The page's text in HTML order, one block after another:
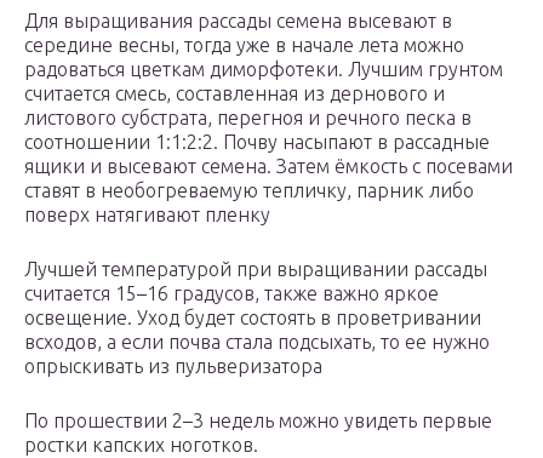
Для выращивания рассады семена высевают в
середине весны, тогда уже в начале лета можно
радоваться цветкам диморфотеки. Лучшим грунтом
считается смесь, составленная из дернового и
листового субстрата, перегноя и речного песка в
соотношении 1:1:2:2. Почву насыпают в рассадные
ящики и высевают семена. Затем ёмкость с посевами
ставят в необогреваемую тепличку, парник либо
поверх натягивают пленку
Лучшей температурой при выращивании рассады
считается 15–16 градусов, также важно яркое
освещение. Уход будет состоять в проветривании
всходов, а если почва стала подсыхать, то ее нужно
опрыскивать из пульверизатора
По прошествии 2–3 недель можно увидеть первые
ростки капских ноготков.